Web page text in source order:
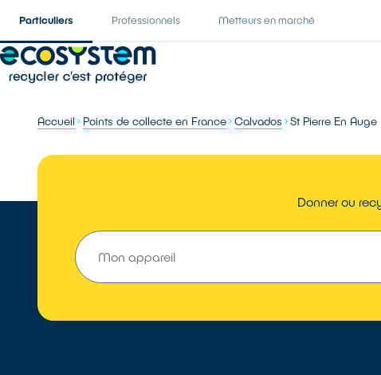
Particuliers Professionnels Metteurs en marché
Accueil Points de collecte en France Calvados St Pierre En Auge
Donner ou